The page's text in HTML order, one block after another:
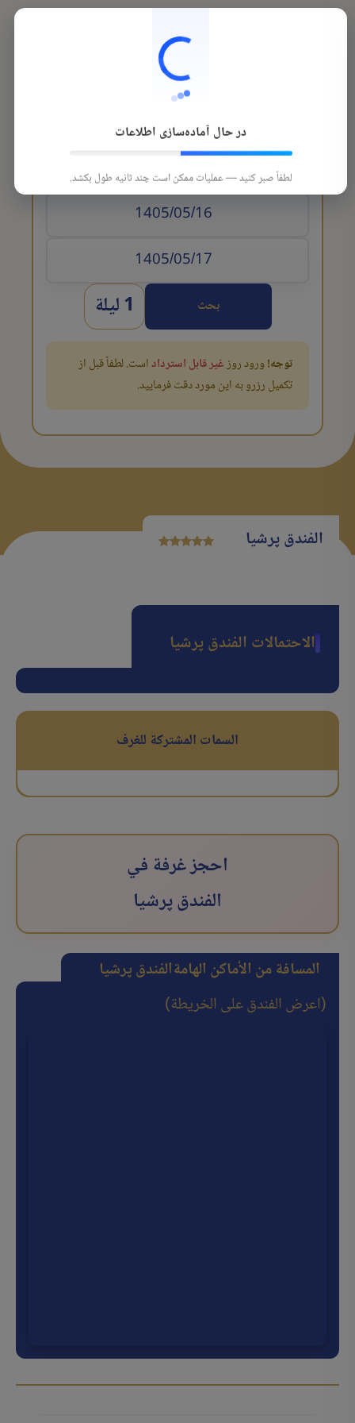
تاريخ الوصول
بحث 1 ليلة
توجه!ورود روزغیر قابل استرداداست. لطفاً قبل از
تکمیل رزرو به این مورد دقت فرمایید.
در حال آماده‌سازی اطلاعات
لطفاً صبر کنید — عملیات ممکن است چند ثانیه طول بکشد.
الفندق پرشیا
الاحتمالات الفندق پرشیا
السمات المشتركة للغرف
احجز غرفة في
الفندق پرشیا
المسافة من الأماكن الهامةالفندق پرشیا
(اعرض الفندق على الخريطة)